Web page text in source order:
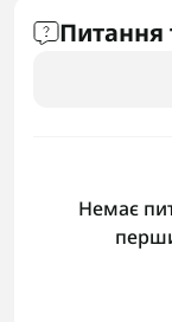
Питання
Немає